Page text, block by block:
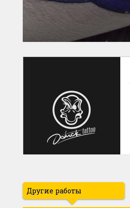
Другие работы